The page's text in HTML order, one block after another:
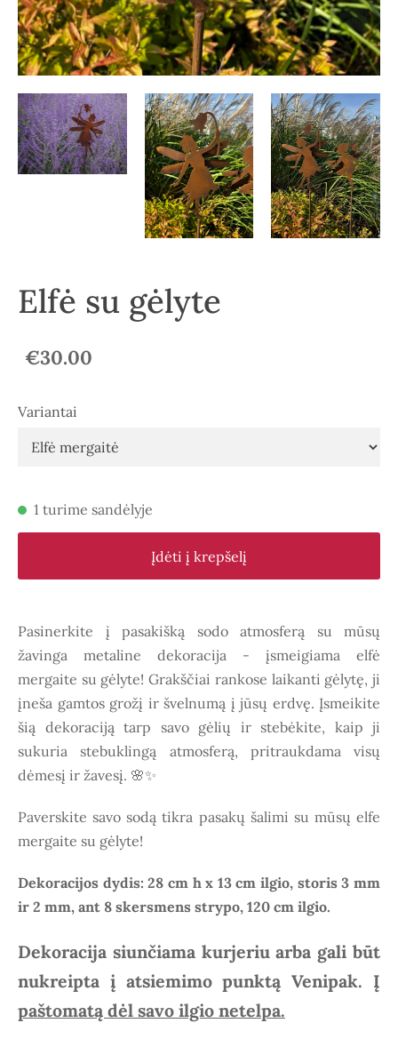
Elfė su gėlyte
€30.00
Variantai
1 turime sandėlyje
Įdėti į krepšelį
Pasinerkite į pasakišką sodo atmosferą su mūsų
žavinga metaline dekoracija - įsmeigiama elfė
mergaite su gėlyte! Grakščiai rankose laikanti gėlytę, ji
įneša gamtos grožį ir švelnumą į jūsų erdvę. Įsmeikite
šią dekoraciją tarp savo gėlių ir stebėkite, kaip ji
sukuria stebuklingą atmosferą, pritraukdama visų
dėmesį ir žavesį. 🌸✨
Paverskite savo sodą tikra pasakų šalimi su mūsų elfe
mergaite su gėlyte!
Dekoracijos dydis: 28 cm h x 13 cm ilgio, storis 3 mm
ir 2 mm, ant 8 skersmens strypo, 120 cm ilgio.
Dekoracija siunčiama kurjeriu arba gali būt
nukreipta į atsiemimo punktą Venipak. Į
paštomatą dėl savo ilgio netelpa.